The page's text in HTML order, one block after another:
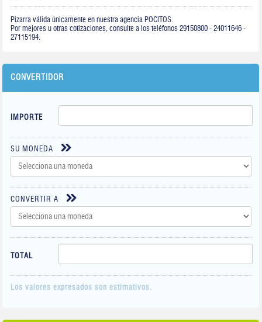
Pizarra válida únicamente en nuestra agencia POCITOS.
Por mejores u otras cotizaciones, consulte a los teléfonos 29150800 - 24011646 -
27115194.
CONVERTIDOR
IMPORTE
SU MONEDA
CONVERTIR A
TOTAL
Los valores expresados son estimativos.